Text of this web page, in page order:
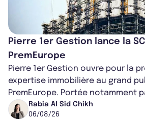
Pierre 1er Gestion lance la
PremEurope
Pierre 1er Gestion ouvre pour la
expertise immobilière au grand
PremEurope. Portée notamment
ancien directeur des
Rabia Al Sid Chikh
06/08/26